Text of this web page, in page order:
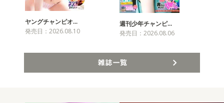
ヤングチャンピオ…
発売日：2026.08.10
週刊少年チャンピ…
発売日：2026.08.06